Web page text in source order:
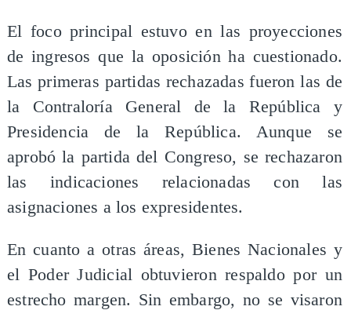
El foco principal estuvo en las proyecciones
de ingresos que la oposición ha cuestionado.
Las primeras partidas rechazadas fueron las de
la Contraloría General de la República y
Presidencia de la República. Aunque se
aprobó la partida del Congreso, se rechazaron
las indicaciones relacionadas con las
asignaciones a los expresidentes.
En cuanto a otras áreas, Bienes Nacionales y
el Poder Judicial obtuvieron respaldo por un
estrecho margen. Sin embargo, no se visaron